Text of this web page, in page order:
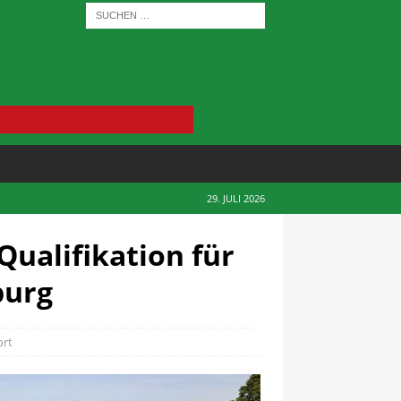
29. JULI 2026
für